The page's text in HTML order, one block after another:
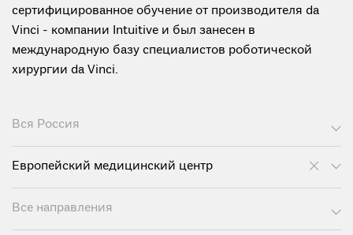
сертифицированное обучение от производителя da
Vinci - компании Intuitive и был занесен в
международную базу специалистов роботической
хирургии da Vinci.
Вся Россия
Европейский медицинский центр
Все направления